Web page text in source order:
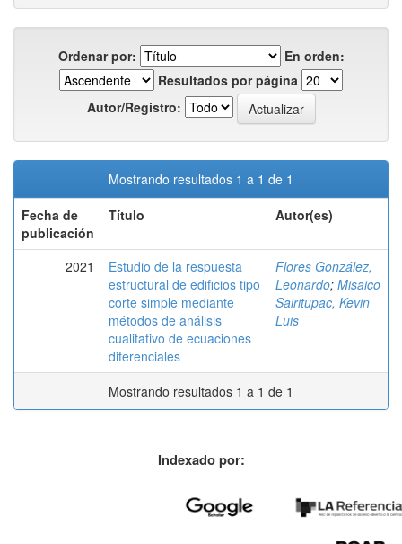
Ordenar por:
En orden:
Resultados por página
Autor/Registro:
Mostrando resultados 1 a 1 de 1
Fecha de
publicación
Título Autor(es)
2021
Estudio de la respuesta
estructural de edificios tipo
corte simple mediante
métodos de análisis
cualitativo de ecuaciones
diferenciales
Flores González,
Leonardo; Misaico
Sairitupac, Kevin
Luis
Mostrando resultados 1 a 1 de 1
Indexado por: